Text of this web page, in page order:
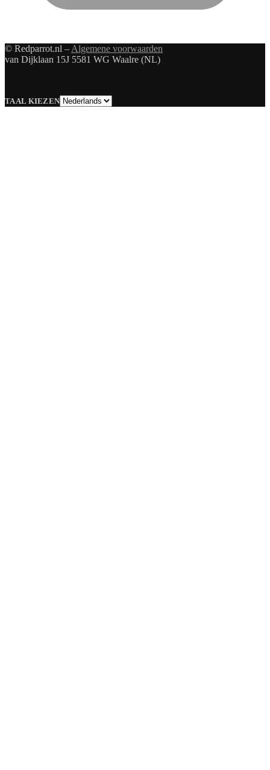
© Redparrot.nl – Algemene voorwaarden
van Dijklaan 15J 5581 WG Waalre (NL)
TAAL KIEZENTaal